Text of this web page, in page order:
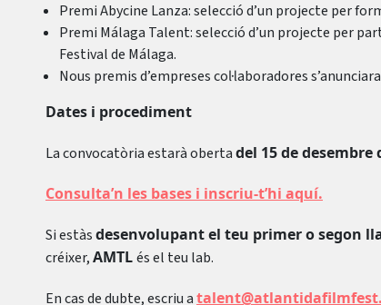
Premi Abycine Lanza: selecció d’un projecte per
Premi Málaga Talent: selecció d’un projecte per
Festival de Málaga.
Nous premis d’empreses col·laboradores
Dates i procediment
La convocatòria estarà obertadel 15 de desembre
Consulta’n les bases i inscriu-t’hi aquí.
Si estàsdesenvolupant el teu primer o segon
créixer,AMTLés el teu lab.
En cas de dubte, escriu a